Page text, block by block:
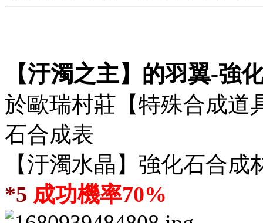
【汙濁之主】的羽翼-強
於歐瑞村莊【特殊合成道
石合成表
【汙濁水晶】強化石合成
*5 成功機率70%